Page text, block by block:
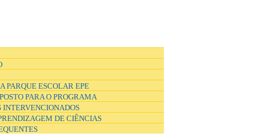
PARQUE ESCOLAR EPE
PARA O PROGRAMA
INTERVENCIONADOS
DE CIÊNCIAS